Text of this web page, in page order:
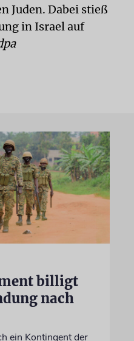
Juden. Dabei stieß
in Israel auf
billigt
nach
ein Kontingent der